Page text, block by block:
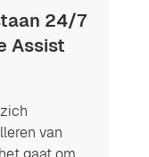
24/7
Assist
van